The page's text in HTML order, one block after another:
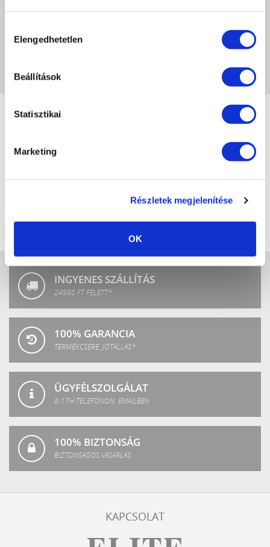
kiválasztása
Elengedhetetlen
Beállítások
Statisztikai
Marketing
Részletek megjelenítése
OK
LEGYÉL TE AZ ELSŐ
függően.
Crystal
P.Shine
INGYENES SZÁLLÍTÁS
24990 FT FELETT*
100% GARANCIA
TERMÉKCSERE, JÓTÁLLÁS*
ÜGYFÉLSZOLGÁLAT
8-17H TELEFONON, EMAILBEN
100% BIZTONSÁG
BIZTONSÁGOS VÁSÁRLÁS
KAPCSOLAT